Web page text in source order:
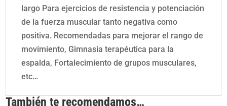
largo Para ejercicios de resistencia y potenciación
de la fuerza muscular tanto negativa como
positiva. Recomendadas para mejorar el rango de
movimiento, Gimnasia terapéutica para la
espalda, Fortalecimiento de grupos musculares,
etc…
También te recomendamos…